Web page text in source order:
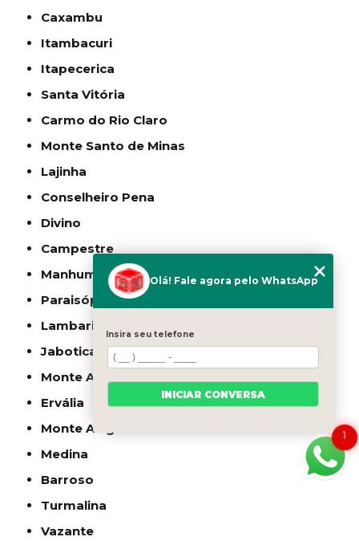
Caxambu
Itambacuri
Itapecerica
Santa Vitória
Carmo do Rio Claro
Monte Santo de Minas
Lajinha
Conselheiro Pena
Divino
Campestre
Manhumirim
Paraisópolis
Lambari
Jaboticatubas
Monte Azul
Ervália
Monte Alegre de Minas
Medina
Barroso
Turmalina
Vazante
1
Olá! Fale agora pelo WhatsApp
Insira seu telefone
INICIAR CONVERSA